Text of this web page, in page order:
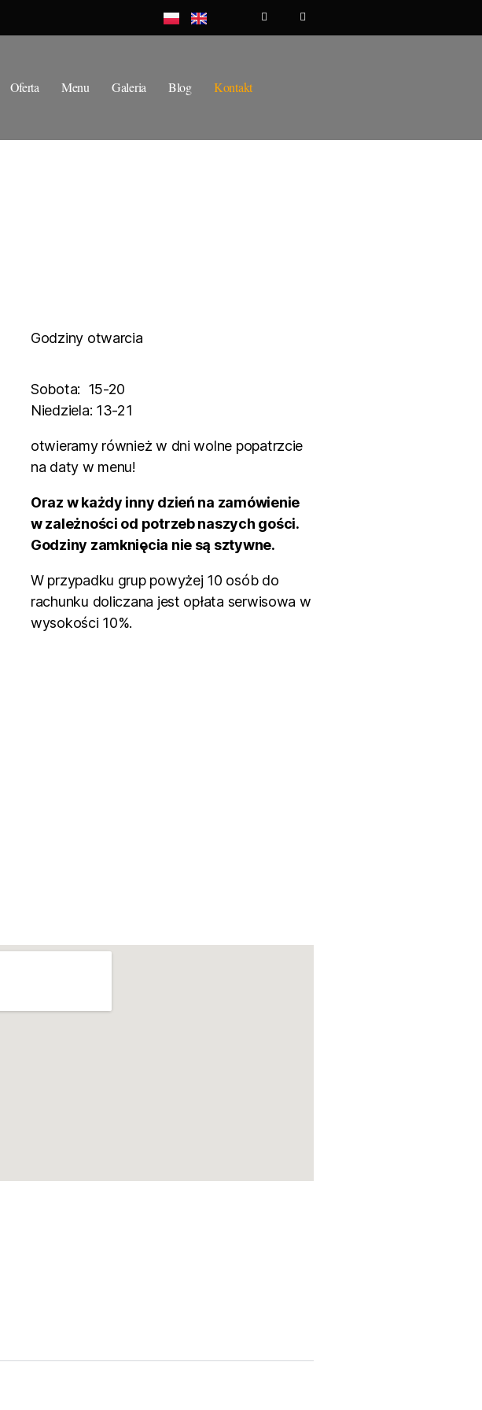
Oferta Menu Galeria Blog Kontakt
Godziny otwarcia
Sobota: 15-20
Niedziela: 13-21
otwieramy również w dni wolne popatrzcie
na daty w menu!
Oraz w każdy inny dzień na zamówienie
w zależności od potrzeb naszych gości.
Godziny zamknięcia nie są sztywne.
W przypadku grup powyżej 10 osób do
rachunku doliczana jest opłata serwisowa w
wysokości 10%.